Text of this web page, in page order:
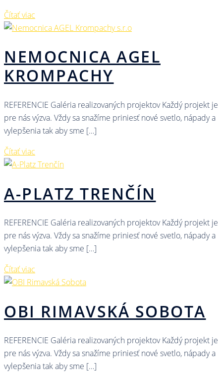
Čítať viac
NEMOCNICA AGEL
KROMPACHY
REFERENCIE Galéria realizovaných projektov Každý projekt je
pre nás výzva. Vždy sa snažíme priniesť nové svetlo, nápady a
vylepšenia tak aby sme […]
Čítať viac
A-PLATZ TRENČÍN
REFERENCIE Galéria realizovaných projektov Každý projekt je
pre nás výzva. Vždy sa snažíme priniesť nové svetlo, nápady a
vylepšenia tak aby sme […]
Čítať viac
OBI RIMAVSKÁ SOBOTA
REFERENCIE Galéria realizovaných projektov Každý projekt je
pre nás výzva. Vždy sa snažíme priniesť nové svetlo, nápady a
vylepšenia tak aby sme […]